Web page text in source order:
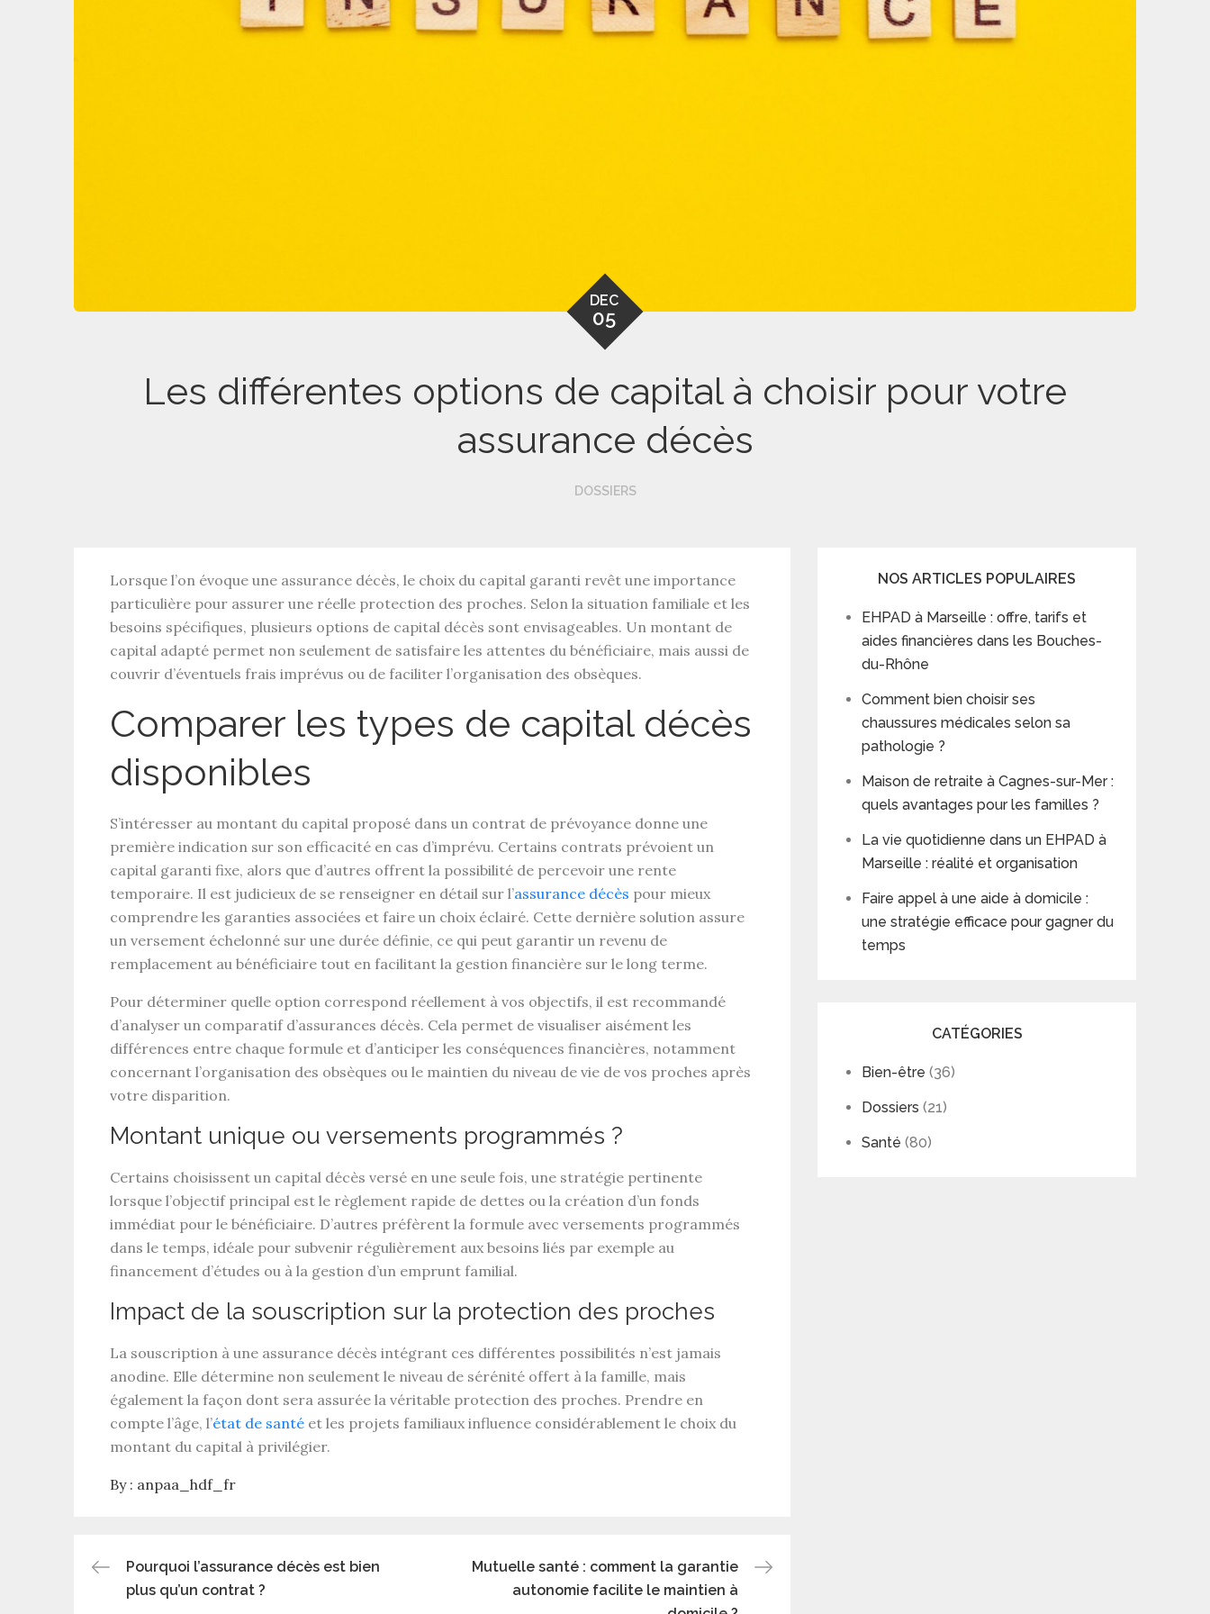
DEC
05
Les différentes options de capital à choisir pour votre
assurance décès
DOSSIERS
Lorsque l’on évoque une assurance décès, le choix du capital garanti revêt une importance
particulière pour assurer une réelle protection des proches. Selon la situation familiale et les
besoins spécifiques, plusieurs options de capital décès sont envisageables. Un montant de
capital adapté permet non seulement de satisfaire les attentes du bénéficiaire, mais aussi de
couvrir d’éventuels frais imprévus ou de faciliter l’organisation des obsèques.
Comparer les types de capital décès
disponibles
S’intéresser au montant du capital proposé dans un contrat de prévoyance donne une
première indication sur son efficacité en cas d’imprévu. Certains contrats prévoient un
capital garanti fixe, alors que d’autres offrent la possibilité de percevoir une rente
temporaire. Il est judicieux de se renseigner en détail sur l’assurance décès pour mieux
comprendre les garanties associées et faire un choix éclairé. Cette dernière solution assure
un versement échelonné sur une durée définie, ce qui peut garantir un revenu de
remplacement au bénéficiaire tout en facilitant la gestion financière sur le long terme.
Pour déterminer quelle option correspond réellement à vos objectifs, il est recommandé
d’analyser un comparatif d’assurances décès. Cela permet de visualiser aisément les
différences entre chaque formule et d’anticiper les conséquences financières, notamment
concernant l’organisation des obsèques ou le maintien du niveau de vie de vos proches après
votre disparition.
Montant unique ou versements programmés ?
Certains choisissent un capital décès versé en une seule fois, une stratégie pertinente
lorsque l’objectif principal est le règlement rapide de dettes ou la création d’un fonds
immédiat pour le bénéficiaire. D’autres préfèrent la formule avec versements programmés
dans le temps, idéale pour subvenir régulièrement aux besoins liés par exemple au
financement d’études ou à la gestion d’un emprunt familial.
Impact de la souscription sur la protection des proches
La souscription à une assurance décès intégrant ces différentes possibilités n’est jamais
anodine. Elle détermine non seulement le niveau de sérénité offert à la famille, mais
également la façon dont sera assurée la véritable protection des proches. Prendre en
compte l’âge, l’état de santé et les projets familiaux influence considérablement le choix du
montant du capital à privilégier.
By : anpaa_hdf_fr
Post
Pourquoi l’assurance décès est bien
plus qu’un contrat ?
Mutuelle santé : comment la garantie
autonomie facilite le maintien à
NOS ARTICLES POPULAIRES
EHPAD à Marseille : offre, tarifs et
aides financières dans les Bouches-
du-Rhône
Comment bien choisir ses
chaussures médicales selon sa
pathologie ?
Maison de retraite à Cagnes-sur-Mer :
quels avantages pour les familles ?
La vie quotidienne dans un EHPAD à
Marseille : réalité et organisation
Faire appel à une aide à domicile :
une stratégie efficace pour gagner du
temps
CATÉGORIES
Bien-être (36)
Dossiers (21)
Santé (80)